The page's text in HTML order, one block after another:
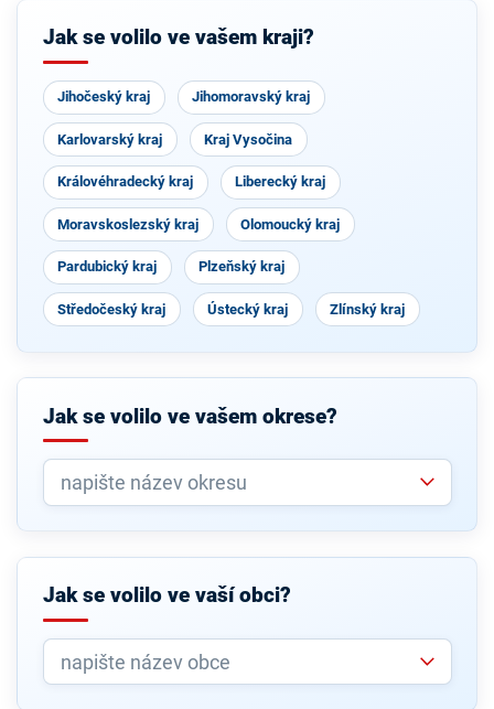
cká
Českoslov
strana
Jak se volilo ve vašem kraji?
Jihočeský kraj Jihomoravský kraj
Karlovarský kraj Kraj Vysočina
Královéhradecký kraj Liberecký kraj
Moravskoslezský kraj Olomoucký kraj
Pardubický kraj Plzeňský kraj
Středočeský kraj Ústecký kraj Zlínský kraj
Jak se volilo ve vašem okrese?
Jak se volilo ve vaší obci?